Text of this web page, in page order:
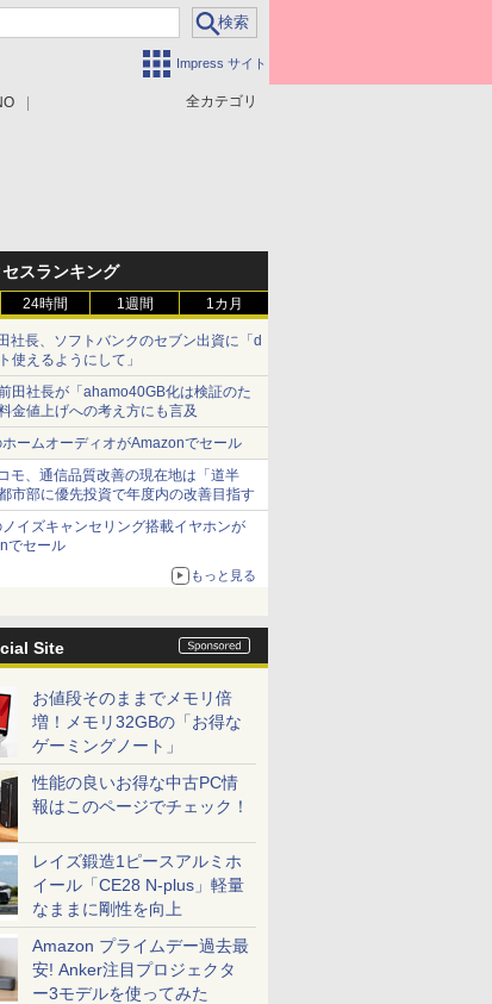
Impress サイト
全カテゴリ
スランキング
24時間 1週間 1カ月
社長、ソフトバンクのセブン出資に「d
使えるようにして」
田社長が「ahamo40GB化は検証のた
金値上げへの考え方にも言及
ホームオーディオがAmazonでセール
モ、通信品質改善の現在地は「道半
部に優先投資で年度内の改善目指す
ノイズキャンセリング搭載イヤホンが
でセール
もっと見る
Site
お値段そのままでメモリ倍
増！メモリ32GBの「お得な
ゲーミングノート」
性能の良いお得な中古PC情
報はこのページでチェック！
レイズ鍛造1ピースアルミホ
イール「CE28 N-plus」軽量
なままに剛性を向上
Amazon プライムデー過去最
安! Anker注目プロジェクタ
ー3モデルを使ってみた